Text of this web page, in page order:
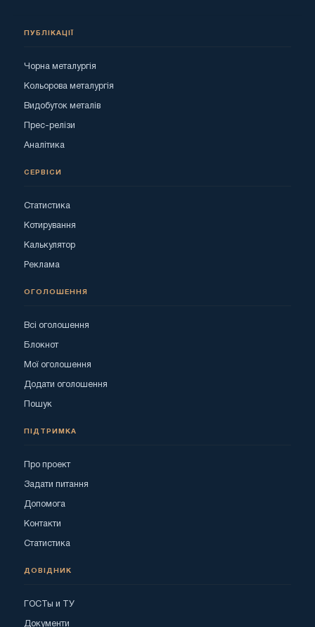
ПУБЛІКАЦІЇ
Чорна металургія
Кольорова металургія
Видобуток металів
Прес-релізи
Аналітика
СЕРВІСИ
Статистика
Котирування
Калькулятор
Реклама
ОГОЛОШЕННЯ
Всі оголошення
Блокнот
Мої оголошення
Додати оголошення
Пошук
ПІДТРИМКА
Про проект
Задати питання
Допомога
Контакти
Статистика
ДОВІДНИК
ГОСТы и ТУ
Документи